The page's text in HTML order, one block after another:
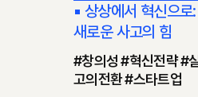
▪ 상상에서 혁신으
새로운 사고의 힘
#창의성 #혁신전략 #
고의전환 #스타트업